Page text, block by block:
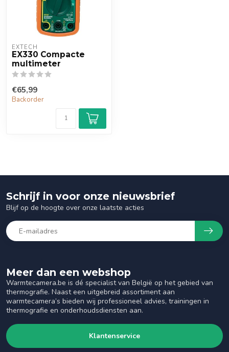
EXTECH
EX330 Compacte
multimeter
€65,99
Backorder
Meer dan een webshop
Warmtecamera.be is dé specialist van België op het gebied van
thermografie. Naast een uitgebreid assortiment aan
warmtecamera’s bieden wij professioneel advies, trainingen in
thermografie en onderhoudsdiensten aan.
Klantenservice
Schrijf in voor onze nieuwsbrief
Blijf op de hoogte over onze laatste acties